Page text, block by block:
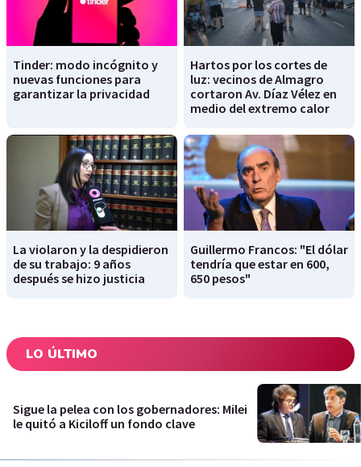
Tinder: modo incógnito y
nuevas funciones para
garantizar la privacidad
Hartos por los cortes de
luz: vecinos de Almagro
cortaron Av. Díaz Vélez en
medio del extremo calor
La violaron y la despidieron
de su trabajo: 9 años
después se hizo justicia
Guillermo Francos: "El dólar
tendría que estar en 600,
650 pesos"
LO ÚLTIMO
Sigue la pelea con los gobernadores: Milei
le quitó a Kiciloff un fondo clave